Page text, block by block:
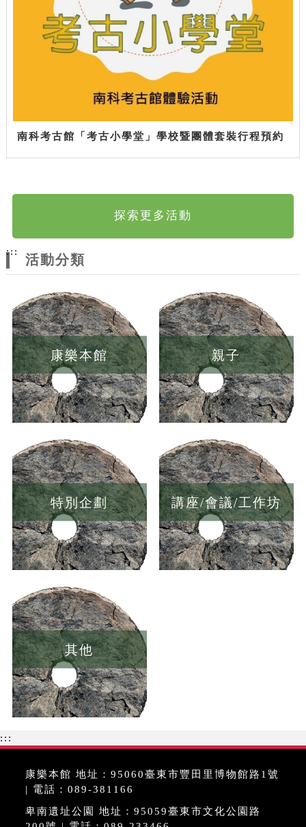
南科考古館「考古小學堂」學校暨團體套裝行程預約
探索更多活動
:::
活動分類
康樂本館 親子
特別企劃 講座/會議/工作坊
其他
:::
康樂本館 地址：95060臺東市豐田里博物館路1號
| 電話：089-381166
卑南遺址公園 地址：95059臺東市文化公園路